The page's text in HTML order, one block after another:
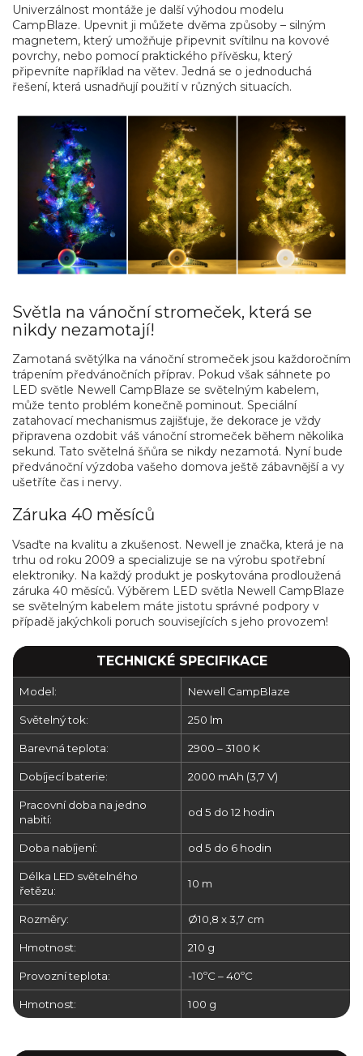
Univerzálnost montáže je další výhodou modelu
CampBlaze. Upevnit ji můžete dvěma způsoby – silným
magnetem, který umožňuje připevnit svítilnu na kovové
povrchy, nebo pomocí praktického přívěsku, který
připevníte například na větev. Jedná se o jednoduchá
řešení, která usnadňují použití v různých situacích.
Světla na vánoční stromeček, která se
nikdy nezamotají!
Zamotaná světýlka na vánoční stromeček jsou každoročním
trápením předvánočních příprav. Pokud však sáhnete po
LED světle Newell CampBlaze se světelným kabelem,
může tento problém konečně pominout. Speciální
zatahovací mechanismus zajišťuje, že dekorace je vždy
připravena ozdobit váš vánoční stromeček během několika
sekund. Tato světelná šňůra se nikdy nezamotá. Nyní bude
předvánoční výzdoba vašeho domova ještě zábavnější a vy
ušetříte čas i nervy.
Záruka 40 měsíců
Vsaďte na kvalitu a zkušenost. Newell je značka, která je na
trhu od roku 2009 a specializuje se na výrobu spotřební
elektroniky. Na každý produkt je poskytována prodloužená
záruka 40 měsíců. Výběrem LED světla Newell CampBlaze
se světelným kabelem máte jistotu správné podpory v
případě jakýchkoli poruch souvisejících s jeho provozem!
TECHNICKÉ SPECIFIKACE
Model: Newell CampBlaze
Světelný tok: 250 lm
Barevná teplota: 2900 – 3100 K
Dobíjecí baterie: 2000 mAh (3,7 V)
Pracovní doba na jedno
nabití:
od 5 do 12 hodin
Doba nabíjení: od 5 do 6 hodin
Délka LED světelného
řetězu:
10 m
Rozměry: Ø10,8 x 3,7 cm
Hmotnost: 210 g
Provozní teplota: -10ºC – 40ºC
Hmotnost: 100 g